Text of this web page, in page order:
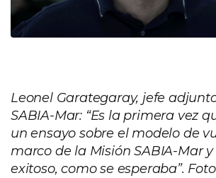
Leonel Garategaray, jefe
SABIA-Mar: “Es la primera vez
un ensayo sobre el modelo de
marco de la Misión SABIA-Mar
exitoso, como se esperaba”.